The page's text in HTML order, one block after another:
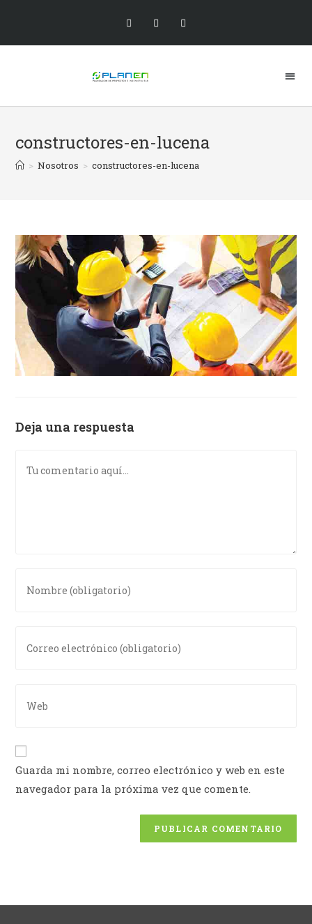
constructores-en-lucena
> Nosotros > constructores-en-lucena
Deja una respuesta
Guarda mi nombre, correo electrónico y web en este
navegador para la próxima vez que comente.